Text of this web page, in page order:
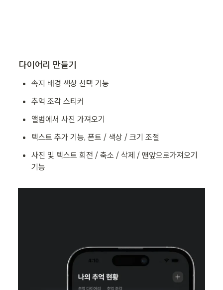
다이어리 만들기
속지 배경 색상 선택 기능
추억 조각 스티커
앨범에서 사진 가져오기
텍스트 추가 기능, 폰트 / 색상 / 크기 조절
사진 및 텍스트 회전 / 축소 / 삭제 / 맨앞으로가져오기
기능